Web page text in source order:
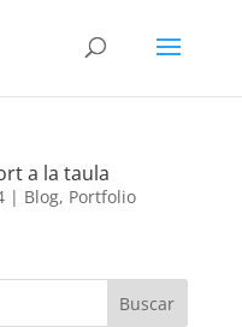
a la taula
| Blog, Portfolio